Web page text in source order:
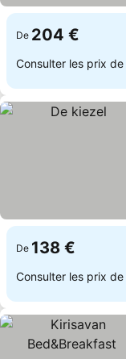
De 204 €
Consulter les prix de
De 138 €
Consulter les prix de